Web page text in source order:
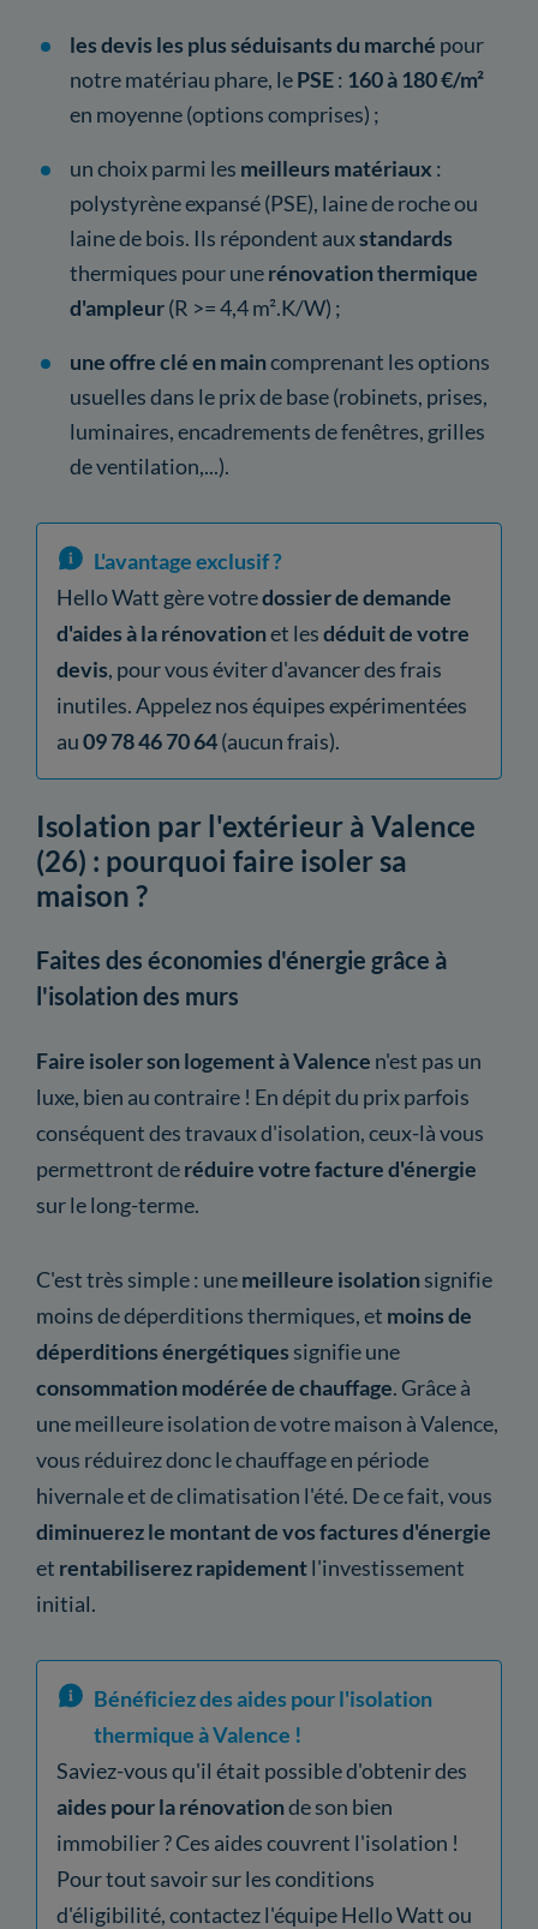
les devis les plus séduisants du marché pour
notre matériau phare, lePSE: 160 à 180 €/m²
en moyenne (options comprises) ;
un choix parmi les meilleurs matériaux :
polystyrène expansé (PSE), laine de roche ou
laine de bois. Ils répondent auxstandards
thermiques pour unerénovation thermique
d'ampleur(R >= 4,4 m².K/W) ;
une offre clé en maincomprenant les options
usuelles dans le prix de base (robinets, prises,
luminaires, encadrements de fenêtres, grilles
de ventilation,...).
L'avantage exclusif ?
Hello Watt gère votredossier de demande
d'aides à la rénovationet lesdéduit de votre
devis, pour vous éviter d'avancer des frais
inutiles. Appelez nos équipes expérimentées
au09 78 46 70 64(aucun frais).
Isolation par l'extérieur à Valence
(26) : pourquoi faire isoler sa
maison ?
Faites des économies d'énergie grâce à
l'isolation des murs
Faire isoler son logement à Valence n'est pas un
luxe, bien au contraire ! En dépit du prix parfois
conséquent des travaux d'isolation, ceux-là vous
permettront deréduire votre facture d'énergie
sur le long-terme.
C'est très simple : unemeilleure isolationsignifie
moins de déperditions thermiques, et moins de
déperditions énergétiques signifie une
consommation modérée de chauffage. Grâce à
une meilleure isolation de votre maison à Valence,
vous réduirez donc le chauffage en période
hivernale et de climatisation l'été. De ce fait, vous
diminuerez le montant de vos factures d'énergie
et rentabiliserez rapidementl'investissement
initial.
Bénéficiez des aides pour l'isolation
thermique à Valence !
Saviez-vous qu'il était possible d'obtenir des
aides pour la rénovationde son bien
immobilier ? Ces aides couvrent l'isolation !
Pour tout savoir sur les conditions
d'éligibilité, contactez l'équipe Hello Watt ou